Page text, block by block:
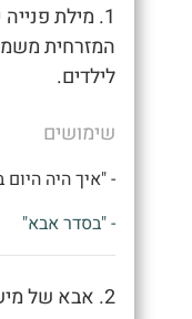
1. מילת
המזרחית
לילדים.
שימושים
- "איך היה היום
- "בסדר אבא"
2. אבא של מישהו